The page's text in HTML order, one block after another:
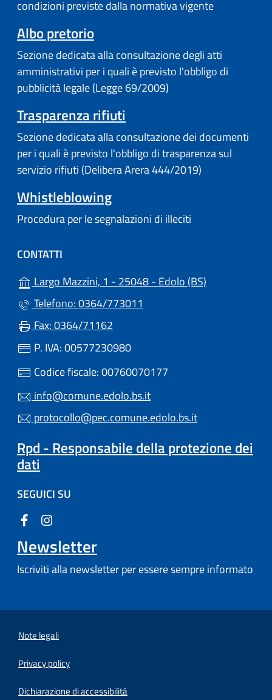
condizioni previste dalla normativa vigente
Albo pretorio
Sezione dedicata alla consultazione degli atti
amministrativi per i quali è previsto l'obbligo di
pubblicità legale (Legge 69/2009)
Trasparenza rifiuti
Sezione dedicata alla consultazione dei documenti
per i quali è previsto l'obbligo di trasparenza sul
servizio rifiuti (Delibera Arera 444/2019)
Whistleblowing
Procedura per le segnalazioni di illeciti
CONTATTI
Largo Mazzini, 1 - 25048 - Edolo (BS)
Telefono: 0364/773011
Fax: 0364/71162
P. IVA: 00577230980
Codice fiscale: 00760070177
info@comune.edolo.bs.it
protocollo@pec.comune.edolo.bs.it
Rpd - Responsabile della protezione dei
dati
SEGUICI SU
Newsletter
Iscriviti alla newsletter per essere sempre informato
Note legali
Privacy policy
Dichiarazione di accessibilità